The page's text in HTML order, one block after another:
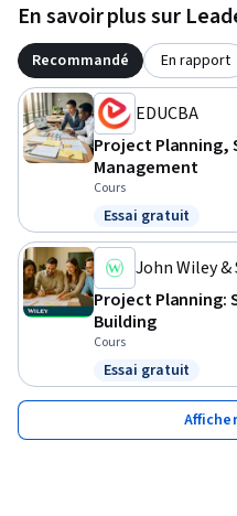
En savoir plus sur
Recommandé En rapport
EDUCBA
Project Planning,
Management
Cours
Statut : Essai
Essai gratuit
John Wiley &
Project Planning:
Building
Cours
Statut : Essai
Essai gratuit